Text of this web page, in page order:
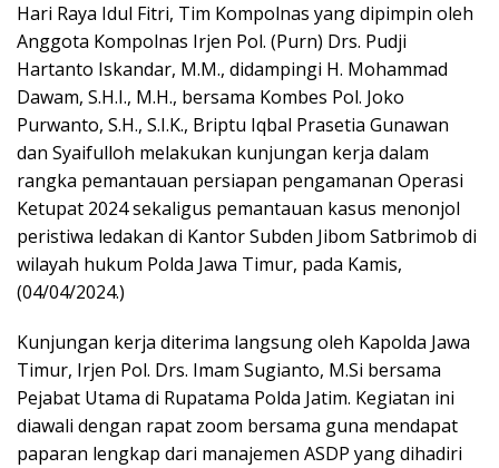
Hari Raya Idul Fitri, Tim Kompolnas yang dipimpin oleh
Anggota Kompolnas Irjen Pol. (Purn) Drs. Pudji
Hartanto Iskandar, M.M., didampingi H. Mohammad
Dawam, S.H.I., M.H., bersama Kombes Pol. Joko
Purwanto, S.H., S.I.K., Briptu Iqbal Prasetia Gunawan
dan Syaifulloh melakukan kunjungan kerja dalam
rangka pemantauan persiapan pengamanan Operasi
Ketupat 2024 sekaligus pemantauan kasus menonjol
peristiwa ledakan di Kantor Subden Jibom Satbrimob di
wilayah hukum Polda Jawa Timur, pada Kamis,
(04/04/2024.)
Kunjungan kerja diterima langsung oleh Kapolda Jawa
Timur, Irjen Pol. Drs. Imam Sugianto, M.Si bersama
Pejabat Utama di Rupatama Polda Jatim. Kegiatan ini
diawali dengan rapat zoom bersama guna mendapat
paparan lengkap dari manajemen ASDP yang dihadiri